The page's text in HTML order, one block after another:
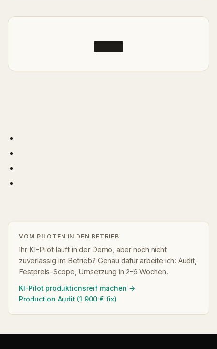
VOM PILOTEN IN DEN BETRIEB
Ihr KI-Pilot läuft in der Demo, aber noch nicht
zuverlässig im Betrieb? Genau dafür arbeite ich: Audit,
Festpreis-Scope, Umsetzung in 2–6 Wochen.
KI-Pilot produktionsreif machen →
Production Audit (1.900 € fix)